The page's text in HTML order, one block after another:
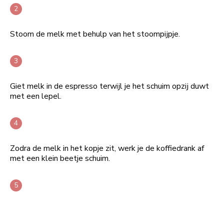
Stoom de melk met behulp van het stoompijpje.
Giet melk in de espresso terwijl je het schuim opzij duwt
met een lepel.
Zodra de melk in het kopje zit, werk je de koffiedrank af
met een klein beetje schuim.